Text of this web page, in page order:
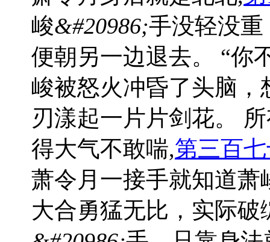
峻&#20986;手没轻没
便朝另一边退去。 “你
峻被怒火冲昏了头脑
刃漾起一片片剑花。
得大气不敢喘,第三百
萧令月一接手就知道
大合勇猛无比，实际